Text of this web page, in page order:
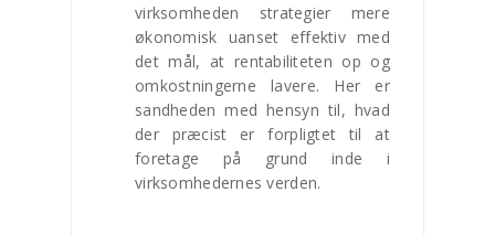
virksomheden strategier mere
økonomisk uanset effektiv med
det mål, at rentabiliteten op og
omkostningerne lavere. Her er
sandheden med hensyn til, hvad
der præcist er forpligtet til at
foretage på grund inde i
virksomhedernes verden.